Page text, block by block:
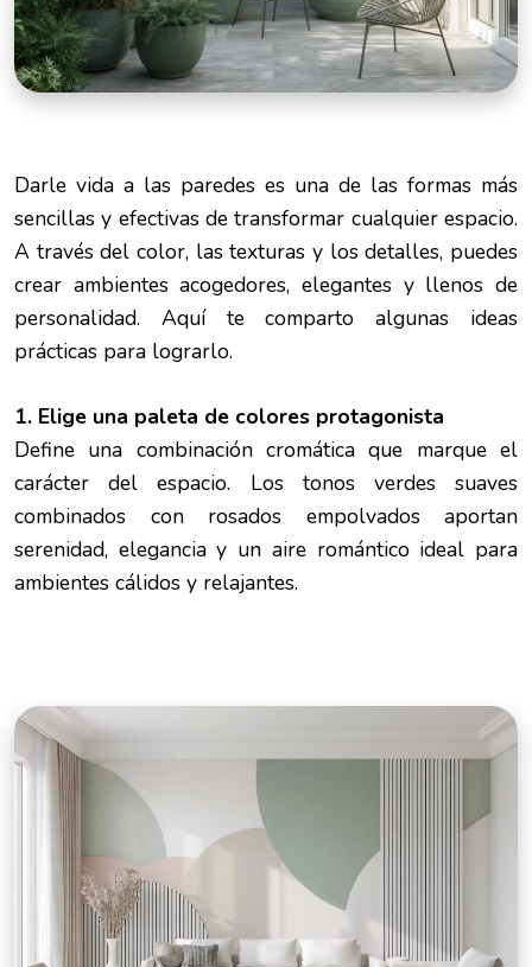
Darle vida a las paredes es una de las formas más
sencillas y efectivas de transformar cualquier espacio.
A través del color, las texturas y los detalles, puedes
crear ambientes acogedores, elegantes y llenos de
personalidad. Aquí te comparto algunas ideas
prácticas para lograrlo.
1. Elige una paleta de colores protagonista
Define una combinación cromática que marque el
carácter del espacio. Los tonos verdes suaves
combinados con rosados empolvados aportan
serenidad, elegancia y un aire romántico ideal para
ambientes cálidos y relajantes.